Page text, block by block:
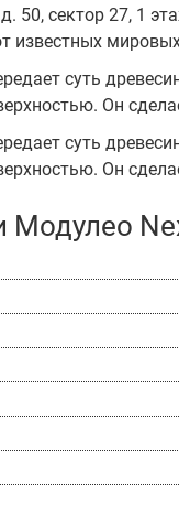
50, сектор 27, 1
известных
суть
Он
суть
Он